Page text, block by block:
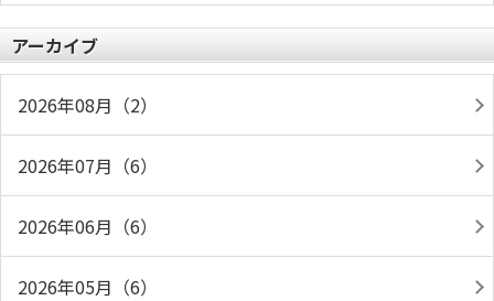
アーカイブ
2026年08月（2）
2026年07月（6）
2026年06月（6）
2026年05月（6）